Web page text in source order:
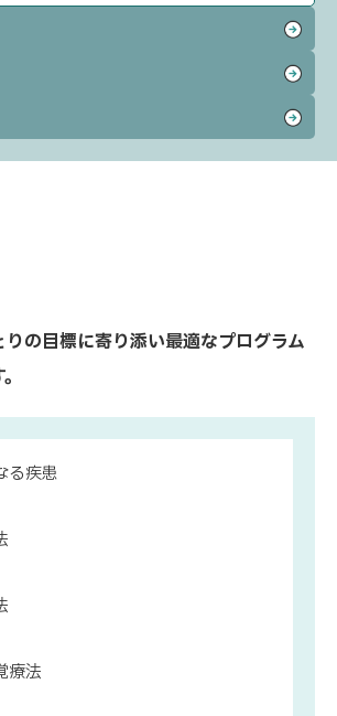
の目標に寄り添い最適なプログラム
る疾患
療法